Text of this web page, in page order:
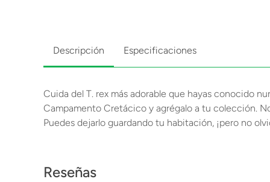
Descripción Especificaciones
Cuida del T. rex más adorable que hayas conocido
Campamento Cretácico y agrégalo a tu colección.
Puedes dejarlo guardando tu habitación, ¡pero no
Reseñas